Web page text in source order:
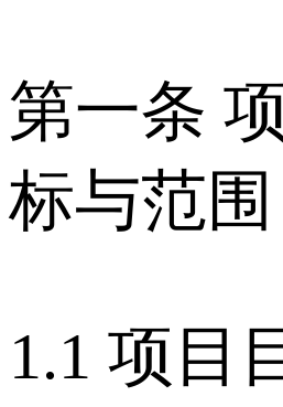
第一条
标与范围
1.1 项目